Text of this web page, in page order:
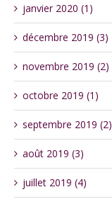
janvier 2020 (1)
décembre 2019 (3)
novembre 2019 (2)
octobre 2019 (1)
septembre 2019 (2)
août 2019 (3)
juillet 2019 (4)